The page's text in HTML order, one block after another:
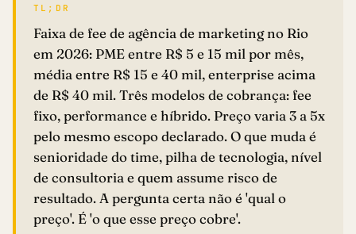
ENVIAR MENSAGEM
TL;DR
Faixa de fee de agência de marketing no Rio
em 2026: PME entre R$ 5 e 15 mil por mês,
média entre R$ 15 e 40 mil, enterprise acima
de R$ 40 mil. Três modelos de cobrança: fee
fixo, performance e híbrido. Preço varia 3 a 5x
pelo mesmo escopo declarado. O que muda é
senioridade do time, pilha de tecnologia, nível
de consultoria e quem assume risco de
resultado. A pergunta certa não é 'qual o
preço'. É 'o que esse preço cobre'.